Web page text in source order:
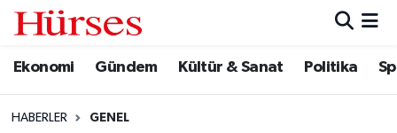
Ekonomi Gündem Kültür & Sanat Politika
HABERLER GENEL
Ekonomi
Gündem
Hava Durumu
Trafik Durumu